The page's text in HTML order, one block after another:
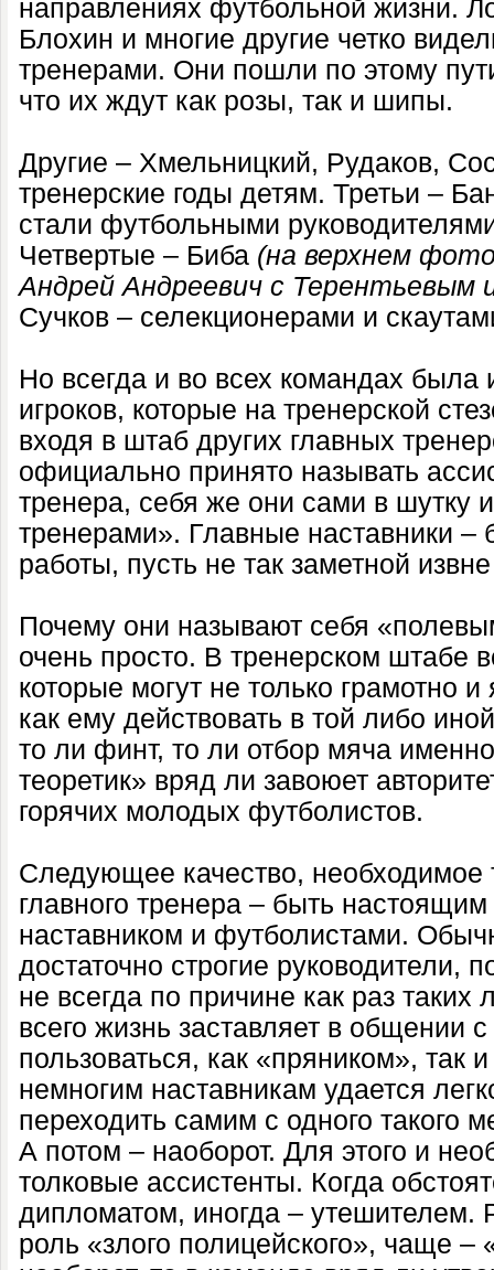
направлениях футбольной жизни.
Блохин и многие другие четко
тренерами. Они пошли по этому
что их ждут как розы, так и шипы.
Другие – Хмельницкий, Рудаков,
тренерские годы детям. Третьи –
стали футбольными
Четвертые – Биба (на верхнем
Андрей Андреевич с Терентьевым
Сучков – селекционерами и
Но всегда и во всех командах была
игроков, которые на тренерской
входя в штаб других главных
официально принято называть
тренера, себя же они сами в шутку
тренерами». Главные наставники –
работы, пусть не так заметной
Почему они называют себя
очень просто. В тренерском штабе
которые могут не только грамотно и
как ему действовать в той либо
то ли финт, то ли отбор мяча
теоретик» вряд ли завоюет
горячих молодых футболистов.
Следующее качество, необходимое
главного тренера – быть
наставником и футболистами.
достаточно строгие руководители,
не всегда по причине как раз
всего жизнь заставляет в общении
пользоваться, как «пряником», так
немногим наставникам удается
переходить самим с одного такого
А потом – наоборот. Для этого и
толковые ассистенты. Когда
дипломатом, иногда – утешителем.
роль «злого полицейского», чаще –